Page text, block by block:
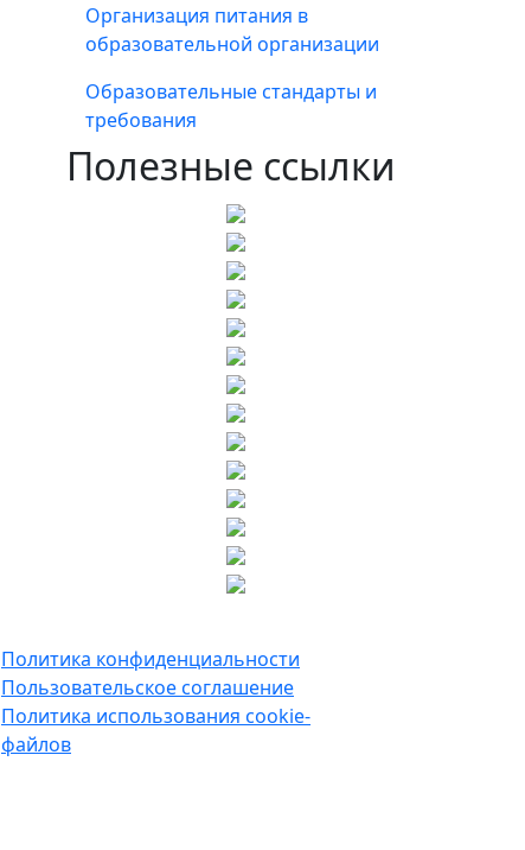
Организация питания в
образовательной организации
Образовательные стандарты и
требования
Полезные ссылки
Политика конфиденциальности
Пользовательское соглашение
Политика использования cookie-
файлов